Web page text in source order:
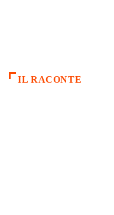
IL RACONTE